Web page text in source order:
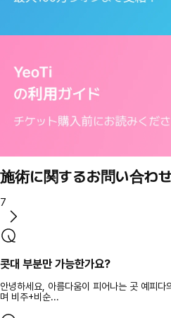
施術に関するお問い合わ
7
콧대 부분만 가능한가요?
안녕하세요, 아름다움이 피어나는 곳 예피다
며 비주+비순...